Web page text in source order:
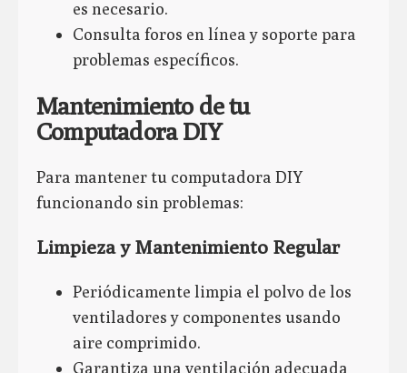
es necesario.
Consulta foros en línea y soporte para
problemas específicos.
Mantenimiento de tu
Computadora DIY
Para mantener tu computadora DIY
funcionando sin problemas:
Limpieza y Mantenimiento Regular
Periódicamente limpia el polvo de los
ventiladores y componentes usando
aire comprimido.
Garantiza una ventilación adecuada